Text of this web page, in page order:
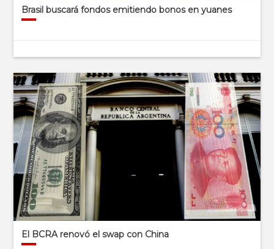
Brasil buscará fondos emitiendo bonos en yuanes
El BCRA renovó el swap con China